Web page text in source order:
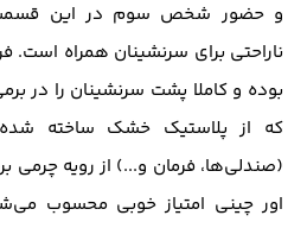
و حضور شخص سوم در این
ناراحتی برای سرنشینان همراه
بوده و کاملا پشت سرنشینان را در
که از پلاستیک خشک ساخته شده
(صندلی‌ها، فرمان و...) از رویه چرمی
اور چینی امتیاز خوبی محسوب